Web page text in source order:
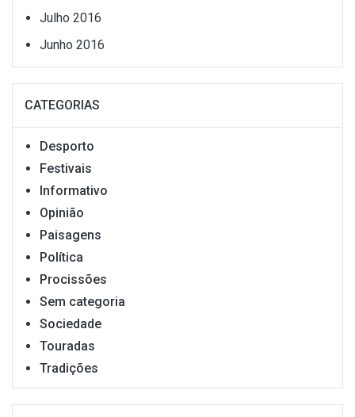
Julho 2016
Junho 2016
CATEGORIAS
Desporto
Festivais
Informativo
Opinião
Paisagens
Política
Procissões
Sem categoria
Sociedade
Touradas
Tradições